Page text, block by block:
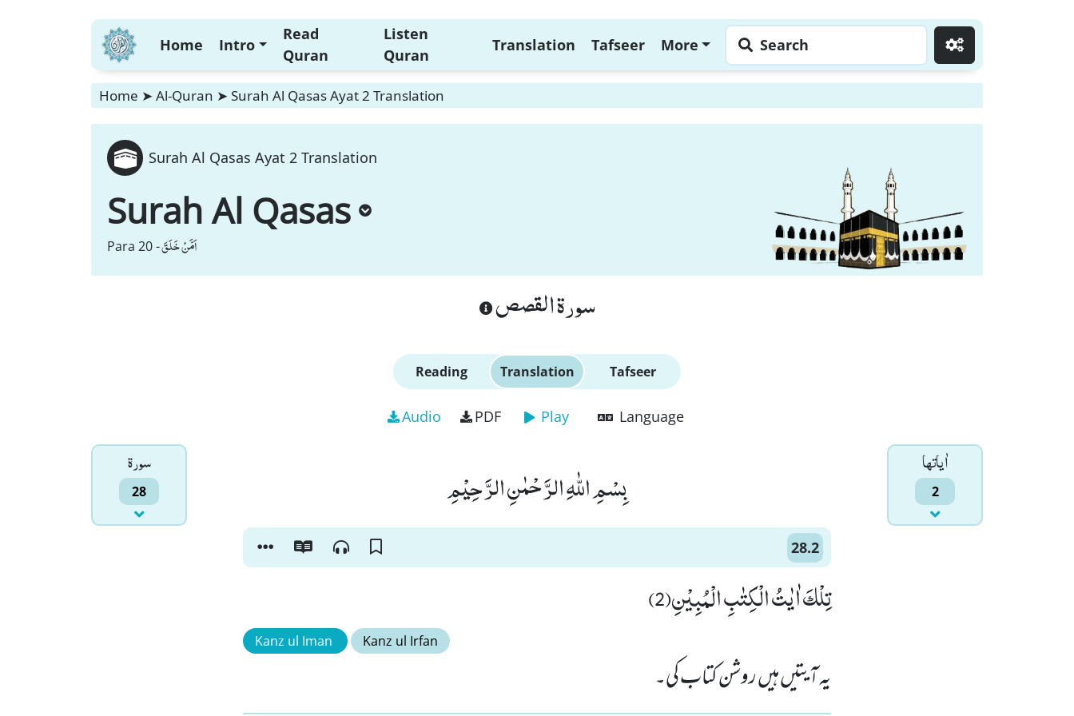
Home Intro
Read
Quran
Listen
Quran
Translation Tafseer More Search
Home ➤ Al-Quran ➤ Surah Al Qasas Ayat 2 Translation
Surah Al Qasas Ayat 2 Translation
Surah Al Qasas
Para 20 -اَمَّنْ خَلَقَ
سورة القصص
Reading Translation Tafseer
Audio PDF Play Language
سورۃ
28
اٰياتها
2 بِسْمِ اللّٰهِ الرَّحْمٰنِ الرَّحِیْمِ
28.2
تِلْكَ اٰیٰتُ الْكِتٰبِ الْمُبِیْنِ(2)
Kanz ul Iman Kanz ul Irfan
یہ آیتیں ہیں روشن کتاب کی۔